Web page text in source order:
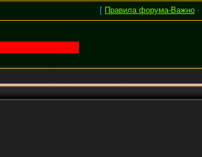
[ Правила форума-Важно ·